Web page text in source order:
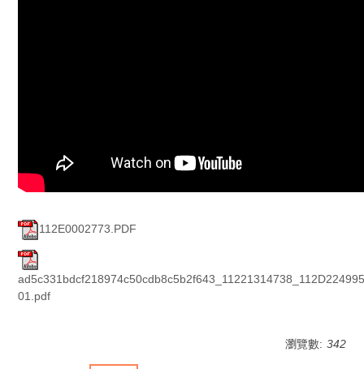
112E0002773.PDF
01.pdf
瀏覽數: 342